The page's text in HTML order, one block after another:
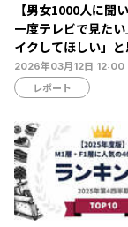
【男女1000人に聞
一度テレビで見た
イクしてほしい」
タレントランキング
オロゴンやビビアン
ランクイン【NEXER
2026年03月12日 12:00
レポート